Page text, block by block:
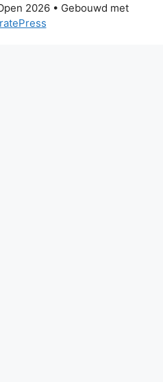
2026• Gebouwd met